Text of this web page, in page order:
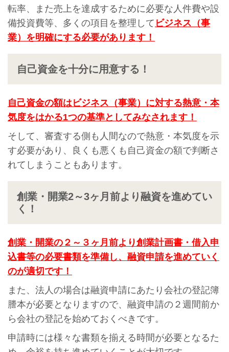
転率、また売上を達成するために必要な人件費や設
備投資費等、多くの項目を整理して ビジネス（事
業）を明確にする必要があります！
自己資金を十分に用意する！
自己資金の額はビジネス（事業）に対する熱意・本
気度をはかる1つの基準としてみなされます！
そして、審査する側も人間なので熱意・本気度を示
す必要があり、良くも悪くも自己資金の額で判断さ
れてしまうこともあります。
創業・開業2～3ヶ月前より融資を進めてい
く！
創業・開業の２～３ヶ月前より創業計画書・借入申
込書等の必要書類を準備し、融資申請を進めていく
のが適切です！
また、法人の場合は融資申請にあたり会社の登記簿
謄本が必要となりますので、融資申請の２週間前か
ら会社の登記を始めておくべきです。
申請時には様々な書類を揃える時間が必要となるた